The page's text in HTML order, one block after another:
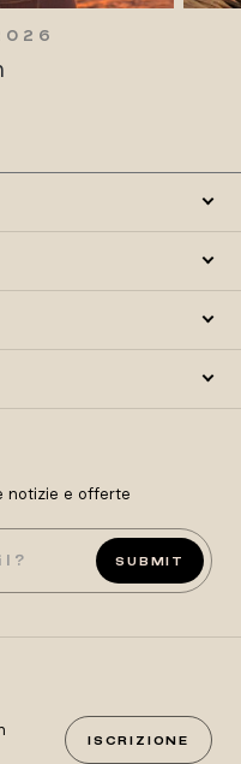
notizie e offerte
SUBMIT
ISCRIZIONE